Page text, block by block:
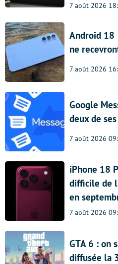
7 août 2026
Android 18
ne
7 août 2026
Google
deux de
7 août 2026
iPhone 18
difficile de
en
7 août 2026
GTA 6 : on
diffusée la